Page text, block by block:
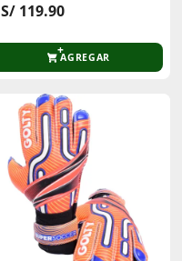
S/ 119.90
AGREGAR